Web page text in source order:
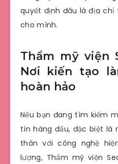
quyết định đâu là địa
cho mình.
Thẩm mỹ viện
Nơi kiến tạo
hoàn hảo
Nếu bạn đang tìm kiếm
tín hàng đầu, đặc biệt
thân với công nghệ
lượng, Thẩm mỹ viện